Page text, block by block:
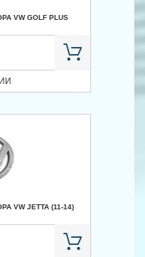
VW GOLF PLUS
VW JETTA (11-14)